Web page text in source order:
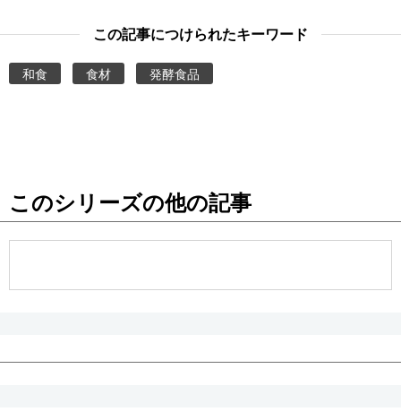
この記事につけられたキーワード
和食 食材 発酵食品
このシリーズの他の記事